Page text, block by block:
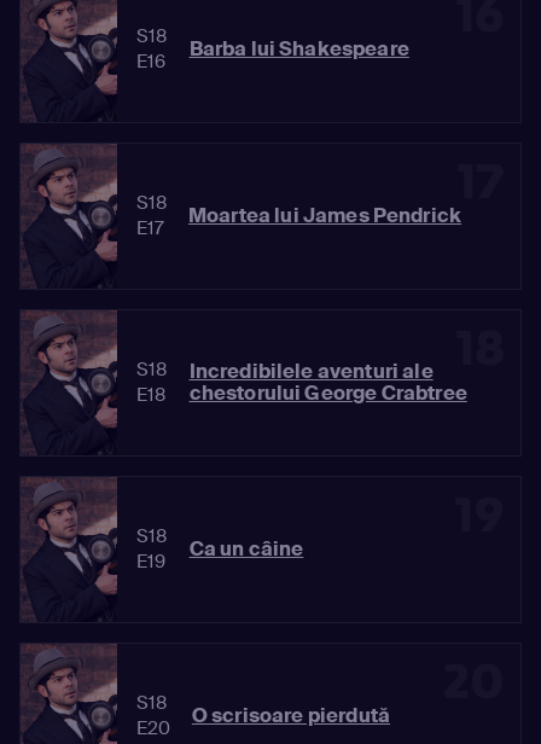
S18
E16
Barba lui Shakespeare
S18
E17
Moartea lui James Pendrick
S18
E18
Incredibilele aventuri ale
chestorului George Crabtree
S18
E19
Ca un câine
S18
E20
O scrisoare pierdută